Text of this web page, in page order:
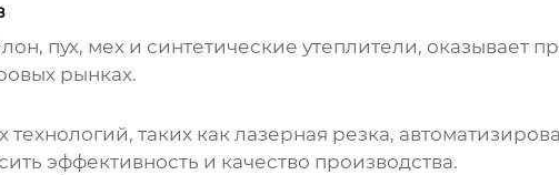
пух, мех и синтетические утеплители, оказывает
рынках.
таких как лазерная резка,
эффективность и качество производства.